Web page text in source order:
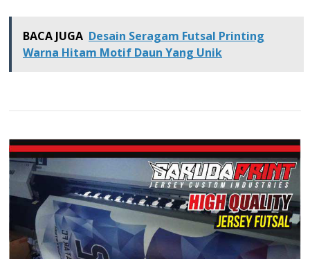
BACA JUGA Desain Seragam Futsal Printing
Warna Hitam Motif Daun Yang Unik